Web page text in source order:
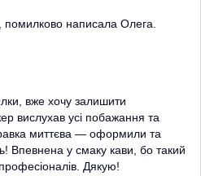
помилково написала Олега.
вже хочу залишити
вислухав усі побажання та
миттєва — оформили та
Впевнена у смаку кави, бо такий
Дякую!